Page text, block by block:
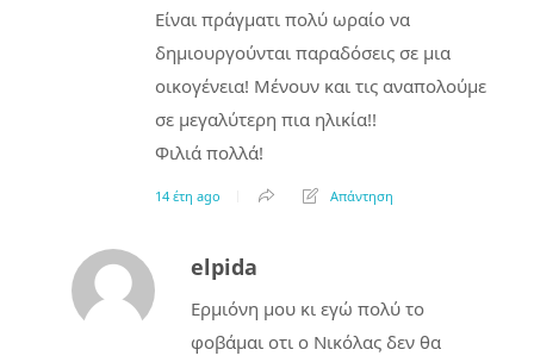
Είναι πράγματι πολύ ωραίο να
δημιουργούνται παραδόσεις σε μια
οικογένεια! Μένουν και τις αναπολούμε
σε μεγαλύτερη πια ηλικία!!
Φιλιά πολλά!
14 έτη ago Απάντηση
elpida
Ερμιόνη μου κι εγώ πολύ το
φοβάμαι οτι ο Νικόλας δεν θα